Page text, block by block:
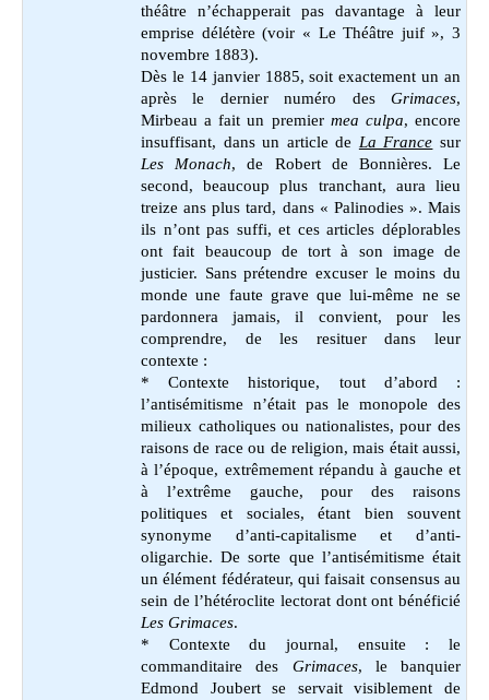
théâtre n’échapperait pas davantage à leur
emprise délétère (voir « Le Théâtre juif », 3
novembre 1883).
Dès le 14 janvier 1885, soit exactement un an
après le dernier numéro des Grimaces,
Mirbeau a fait un premier mea culpa, encore
insuffisant, dans un article de La France sur
Les Monach, de Robert de Bonnières. Le
second, beaucoup plus tranchant, aura lieu
treize ans plus tard, dans « Palinodies ». Mais
ils n’ont pas suffi, et ces articles déplorables
ont fait beaucoup de tort à son image de
justicier. Sans prétendre excuser le moins du
monde une faute grave que lui-même ne se
pardonnera jamais, il convient, pour les
comprendre, de les resituer dans leur
contexte :
* Contexte historique, tout d’abord :
l’antisémitisme n’était pas le monopole des
milieux catholiques ou nationalistes, pour des
raisons de race ou de religion, mais était aussi,
à l’époque, extrêmement répandu à gauche et
à l’extrême gauche, pour des raisons
politiques et sociales, étant bien souvent
synonyme d’anti-capitalisme et d’anti-
oligarchie. De sorte que l’antisémitisme était
un élément fédérateur, qui faisait consensus au
sein de l’hétéroclite lectorat dont ont bénéficié
Les Grimaces.
* Contexte du journal, ensuite : le
commanditaire des Grimaces, le banquier
Edmond Joubert se servait visiblement de